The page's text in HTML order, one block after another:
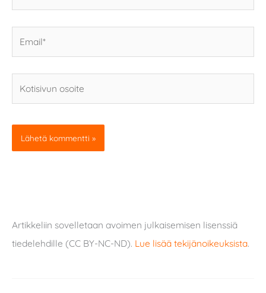
osoite
Artikkeliin sovelletaan avoimen julkaisemisen lisenssiä
tiedelehdille (CC BY-NC-ND). Lue lisää tekijänoikeuksista.